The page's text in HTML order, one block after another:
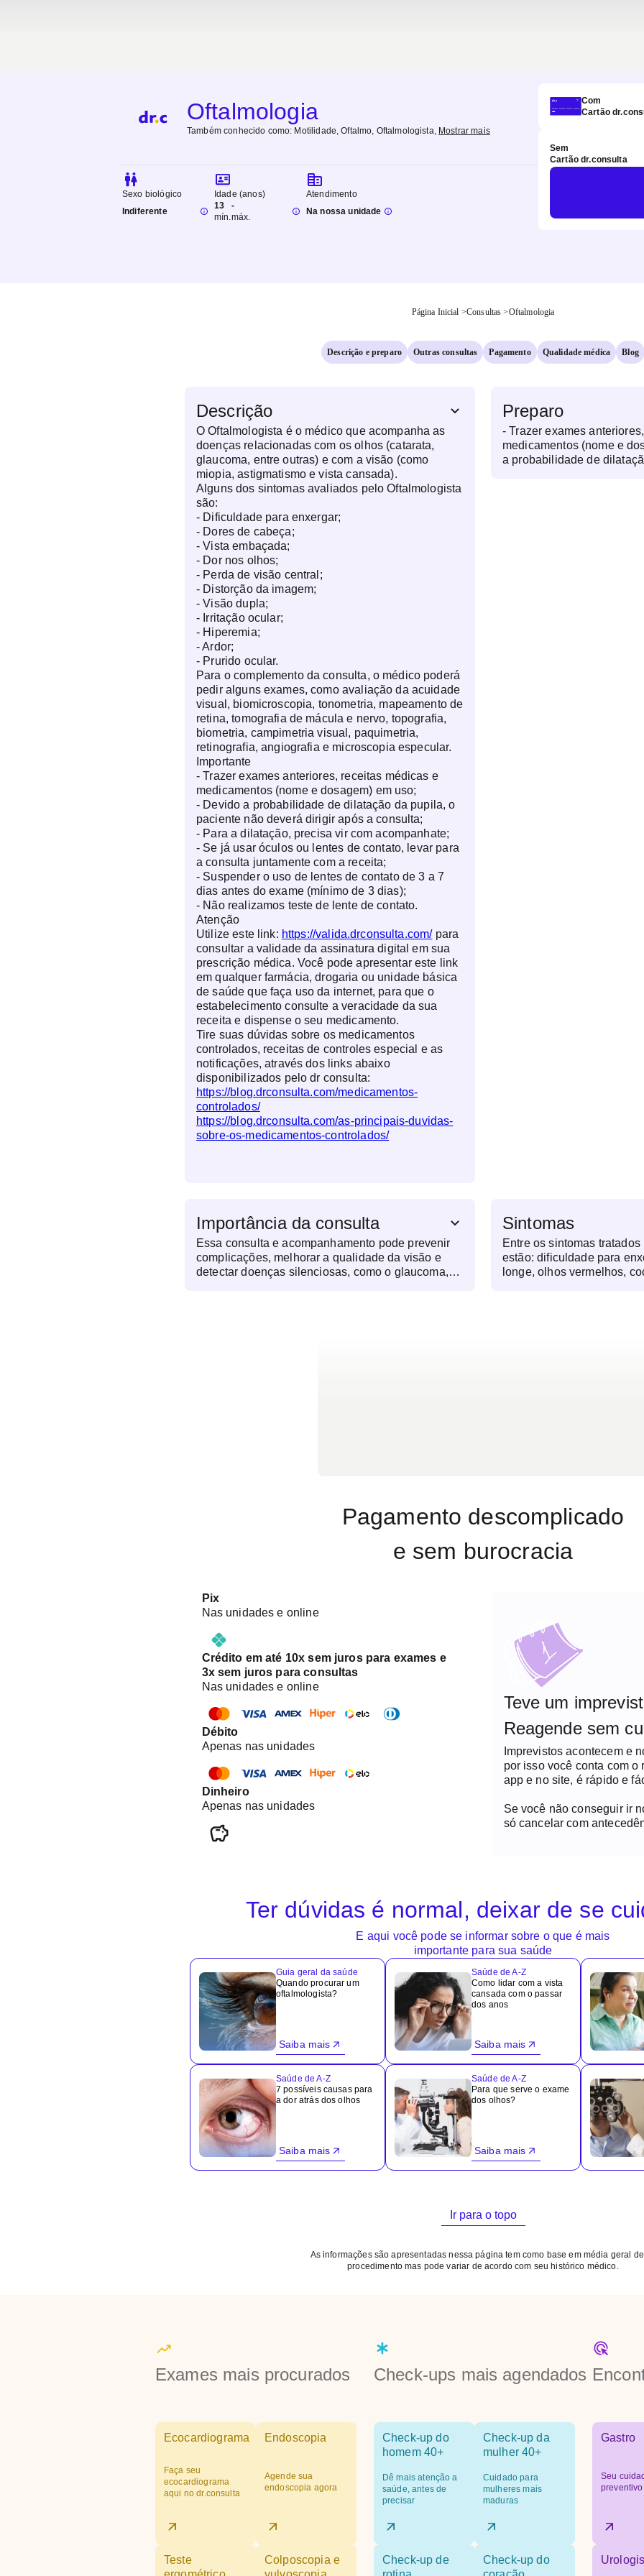
Oftalmologia
Também conhecido como: Motilidade, Oftalmo, Oftalmologista Mostrar mais
Sexo biológico
Indiferente
Idade (anos)
13
mín.
-
máx.
Atendimento
Na nossa unidade
Com
Cartão
Sem
Cartão dr.consulta
Página Inicial >Consultas >Oftalmologia
Descrição e preparo Outras consultas Pagamento Qualidade médica Blog
Descrição
O Oftalmologista é o médico que acompanha as
doenças relacionadas com os olhos (catarata,
glaucoma, entre outras) e com a visão (como
miopia, astigmatismo e vista cansada).
Alguns dos sintomas avaliados pelo Oftalmologista
são:
- Dificuldade para enxergar;
- Dores de cabeça;
- Vista embaçada;
- Dor nos olhos;
- Perda de visão central;
- Distorção da imagem;
- Visão dupla;
- Irritação ocular;
- Hiperemia;
- Ardor;
- Prurido ocular.
Para o complemento da consulta, o médico poderá
pedir alguns exames, como avaliação da acuidade
visual, biomicroscopia, tonometria, mapeamento de
retina, tomografia de mácula e nervo, topografia,
biometria, campimetria visual, paquimetria,
retinografia, angiografia e microscopia especular.
Importante
- Trazer exames anteriores, receitas médicas e
medicamentos (nome e dosagem) em uso;
- Devido a probabilidade de dilatação da pupila, o
paciente não deverá dirigir após a consulta;
- Para a dilatação, precisa vir com acompanhate;
- Se já usar óculos ou lentes de contato, levar para
a consulta juntamente com a receita;
- Suspender o uso de lentes de contato de 3 a 7
dias antes do exame (mínimo de 3 dias);
- Não realizamos teste de lente de contato.
Atenção
Utilize este link: https://valida.drconsulta.com/para
consultar a validade da assinatura digital em sua
prescrição médica. Você pode apresentar este link
em qualquer farmácia, drogaria ou unidade básica
de saúde que faça uso da internet, para que o
estabelecimento consulte a veracidade da sua
receita e dispense o seu medicamento.
Tire suas dúvidas sobre os medicamentos
controlados, receitas de controles especial e as
notificações, através dos links abaixo
disponibilizados pelo dr consulta:
https://blog.drconsulta.com/medicamentos-
controlados/
https://blog.drconsulta.com/as-principais-duvidas-
sobre-os-medicamentos-controlados/
Preparo
- Trazer exames
medicamentos (nome e
a probabilidade de
Importância da consulta
Essa consulta e acompanhamento pode prevenir
complicações, melhorar a qualidade da visão e
detectar doenças silenciosas, como o glaucoma,
Sintomas
Entre os sintomas
estão: dificuldade para
longe, olhos vermelhos,
Pagamento descomplicado
e sem burocracia
Pix
Nas unidades e online
Crédito em até 10x sem juros para exames e
3x sem juros para consultas
Nas unidades e online
Débito
Apenas nas unidades
Dinheiro
Apenas nas unidades
Teve um
Reagende sem
Imprevistos acontecem e
por isso você conta com o
app e no site, é rápido e
Se você não conseguir ir
só cancelar com
Ter dúvidas é normal, deixar de se
E aqui você pode se informar sobre o que é mais
importante para sua saúde
Guia geral da saúde
Quando procurar um
oftalmologista?
Saiba mais
Saúde de A-Z
Como lidar com a vista
cansada com o passar
dos anos
Saiba mais
Saúde de A-Z
7 possíveis causas para
a dor atrás dos olhos
Saiba mais
Saúde de A-Z
Para que serve o exame
dos olhos?
Saiba mais
Ir para o topo
As informações são apresentadas nessa página tem como base em média geral
procedimento mas pode variar de acordo com seu histórico médico.
Exames mais procurados
Ecocardiograma
Faça seu
ecocardiograma
aqui no dr.consulta
Endoscopia
Agende sua
endoscopia agora
Teste
Colposcopia e
Check-ups mais agendados
Check-up do
homem 40+
Dê mais atenção a
saúde, antes de
precisar
Check-up da
mulher 40+
Cuidado para
mulheres mais
maduras
Check-up de
Check-up do
Gastro
Seu